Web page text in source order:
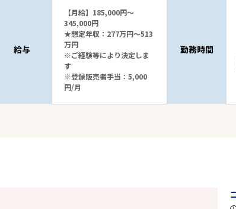
給与
【月給】185,000円～
345,000円
★想定年収：277万円～513
万円
※ご経験等により決定しま
す
※登録販売者手当：5,000
円/月
勤務時間